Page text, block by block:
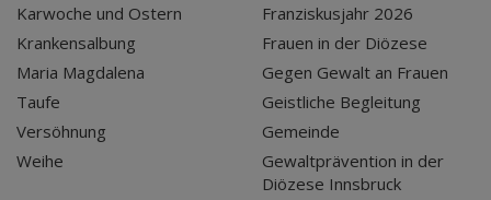
Karwoche und Ostern
Krankensalbung
Maria Magdalena
Taufe
Versöhnung
Weihe
Franziskusjahr 2026
Frauen in der Diözese
Gegen Gewalt an Frauen
Geistliche Begleitung
Gemeinde
Gewaltprävention in der
Diözese Innsbruck